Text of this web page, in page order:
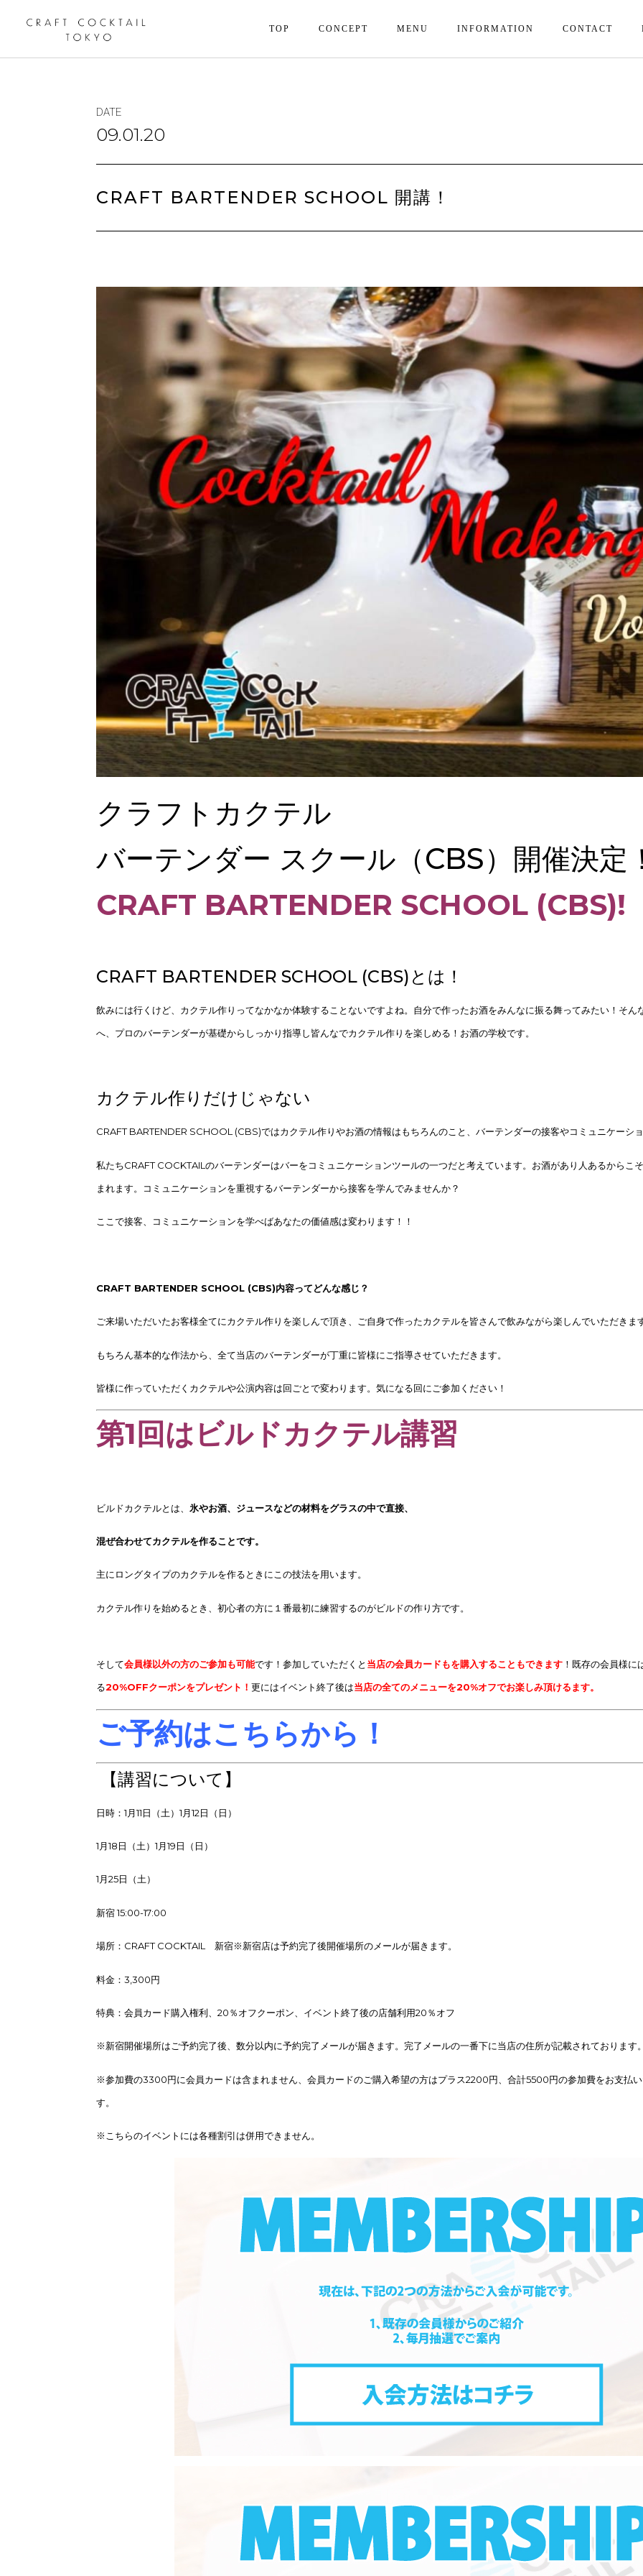
TOP CONCEPT MENU INFORMATION CONTACT
DATE
09.01.20
CRAFT BARTENDER SCHOOL 開講！
クラフトカクテル
バーテンダー スクール（CBS）開催決定
CRAFT BARTENDER SCHOOL (CBS)!
CRAFT BARTENDER SCHOOL (CBS)とは！
飲みには行くけど、カクテル作りってなかなか体験することないですよね。自分で作ったお酒をみんなに振る舞ってみたい！そん
へ、プロのバーテンダーが基礎からしっかり指導し皆んなでカクテル作りを楽しめる！お酒の学校です。
カクテル作りだけじゃない
CRAFT BARTENDER SCHOOL (CBS)ではカクテル作りやお酒の情報はもちろんのこと、バーテンダーの接客やコミュニケーシ
私たちCRAFT COCKTAILのバーテンダーはバーをコミュニケーションツールの一つだと考えています。お酒があり人あるからこ
まれます。コミュニケーションを重視するバーテンダーから接客を学んでみませんか？
ここで接客、コミュニケーションを学べばあなたの価値感は変わります！！
CRAFT BARTENDER SCHOOL (CBS)内容ってどんな感じ？
ご来場いただいたお客様全てにカクテル作りを楽しんで頂き、ご自身で作ったカクテルを皆さんで飲みながら楽しんでいただきま
もちろん基本的な作法から、全て当店のバーテンダーが丁重に皆様にご指導させていただきます。
皆様に作っていただくカクテルや公演内容は回ごとで変わります。気になる回にご参加ください！
第1回はビルドカクテル講習
ビルドカクテルとは、 氷やお酒、ジュースなどの材料をグラスの中で直接、
混ぜ合わせてカクテルを作ることです。
主にロングタイプのカクテルを作るときにこの技法を用います。
カクテル作りを始めるとき、初心者の方に１番最初に練習するのがビルドの作り方です。
そして会員様以外の方のご参加も可能です！参加していただくと 当店の会員カードもを購入することもできます ！既存の会員様
る20%OFFクーポンをプレゼント！更にはイベント終了後は当店の全てのメニューを20%オフでお楽しみ頂けるます。
ご予約はこちらから！
【講習について】
日時：1月11日（土）1月12日（日）
1月18日（土）1月19日（日）
1月25日（土）
新宿 15:00-17:00
場所：CRAFT COCKTAIL 新宿※新宿店は予約完了後開催場所のメールが届きます。
料金：3,300円
特典：会員カード購入権利、20％オフクーポン、イベント終了後の店舗利用20％オフ
※新宿開催場所はご予約完了後、数分以内に予約完了メールが届きます。完了メールの一番下に当店の住所が記載されております
※参加費の3300円に会員カードは含まれません、会員カードのご購入希望の方はプラス2200円、合計5500円の参加費をお支払
す。
※こちらのイベントには各種割引は併用できません。